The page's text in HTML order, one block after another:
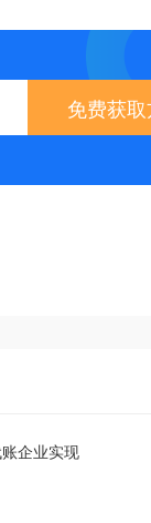
免费获
企业实现